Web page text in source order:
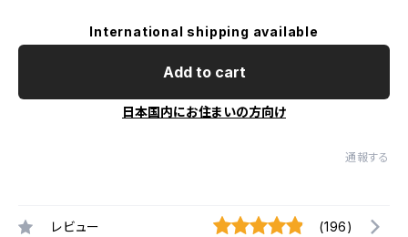
International shipping available
Add to cart
日本国内にお住まいの方向け
通報する
レビュー (196)